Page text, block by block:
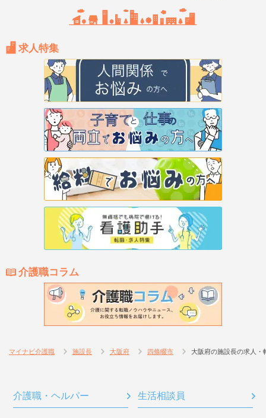
求人特集
介護職コラム
マイナビ介護職 施設長 大阪府 四條畷市 大阪府の施設長の求人・
介護職・ヘルパー 生活相談員